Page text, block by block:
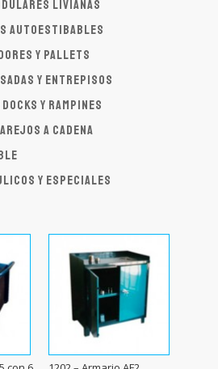
livianas
autoestibables
y pallets
y entrepisos
y rampines
a cadena
y especiales